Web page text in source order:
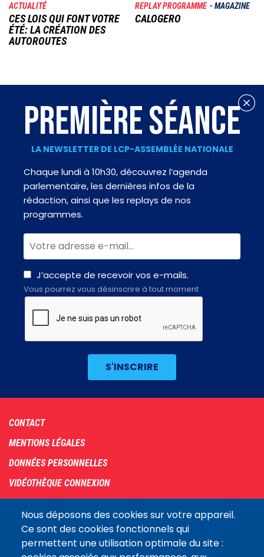
ACTUALITÉ
CES LOIS QUI FONT VOTRE
ÉTÉ: LA CRÉATION DES
AUTOROUTES
REPLAY PROGRAMME MAGAZINE
CALOGERO
Nous déposons des cookies sur votre appareil.
Ce sont des cookies fonctionnels qui
permettent une utilisation optimale du site :
PREMIÈRE SÉANCE
LA NEWSLETTER DE LCP-ASSEMBLÉE NATIONALE
Chaque lundi à 10h30, découvrez l’agenda
parlementaire, les dernières infos de la
rédaction, ainsi que les replays de nos
programmes.
J’accepte de recevoir vos e-mails.
Vous pourrez vous désinscrire à tout moment
Footer
menu
CONTACT
MENTIONS LÉGALES
DONNÉES PERSONNELLES
VIDÉOTHÈQUE CONNEXION
COOKIES